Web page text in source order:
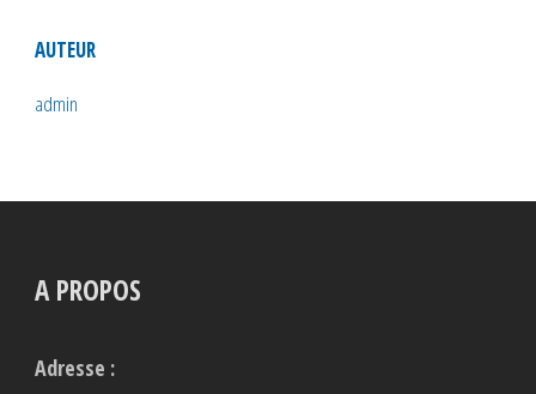
AUTEUR
admin
A PROPOS
Adresse :